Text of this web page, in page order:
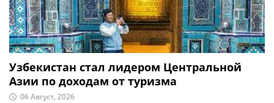
Узбекистан стал лидером Центральной
Азии по доходам от туризма
06 Август, 2026